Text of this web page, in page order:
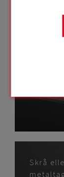
Skrå